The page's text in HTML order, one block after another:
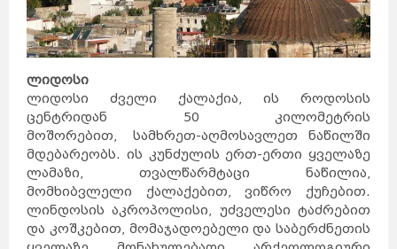
ლიდოსი
ლიდოსი ძველი ქალაქია, ის როდოსის
ცენტრიდან 50 კილომეტრის
მოშორებით, სამხრეთ-აღმოსავლეთ ნაწილში
მდებარეობს. ის კუნძულის ერთ-ერთი ყველაზე
ლამაზი, თვალწარმტაცი ნაწილია,
მომხიბვლელი ქალაქებით, ვიწრო ქუჩებით.
ლინდოსის აკროპოლისი, უძველესი ტაძრებით
და კოშკებით, მომაჯადოებელი და საბერძნეთის